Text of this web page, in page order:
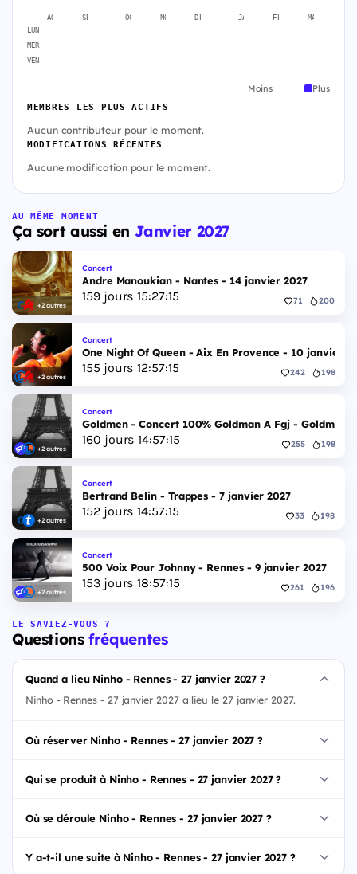
AOÛT SEPT. OCT. NOV. DÉC. JANV. FÉVR. MARS
LUN
MER
VEN
Moins Plus
MEMBRES LES PLUS ACTIFS
Aucun contributeur pour le moment.
MODIFICATIONS RÉCENTES
Aucune modification pour le moment.
AU MÊME MOMENT
Ça sort aussi en Janvier 2027
+2 autres
Concert
Andre Manoukian - Nantes - 14 janvier 2027
159jours 15:27:14 71 200
+2 autres
Concert
One Night Of Queen - Aix En Provence - 10 janvier
155 jours 12:57:14 242 198
+2 autres
Concert
Goldmen - Concert 100% Goldman A Fgj - Goldmen
160 jours 14:57:14 255 198
+2 autres
Concert
Bertrand Belin - Trappes - 7 janvier 2027
152jours 14:57:14 33 198
+2 autres
Concert
500 Voix Pour Johnny - Rennes - 9 janvier 2027
153jours 18:57:14 261 196
LE SAVIEZ-VOUS ?
Questionsfréquentes
Quand a lieu Ninho - Rennes - 27 janvier 2027 ?
Ninho - Rennes - 27 janvier 2027 a lieu le 27 janvier 2027.
Où réserver Ninho - Rennes - 27 janvier 2027 ?
Qui se produit à Ninho - Rennes - 27 janvier 2027 ?
Où se déroule Ninho - Rennes - 27 janvier 2027 ?
Y a-t-il une suite à Ninho - Rennes - 27 janvier 2027 ?